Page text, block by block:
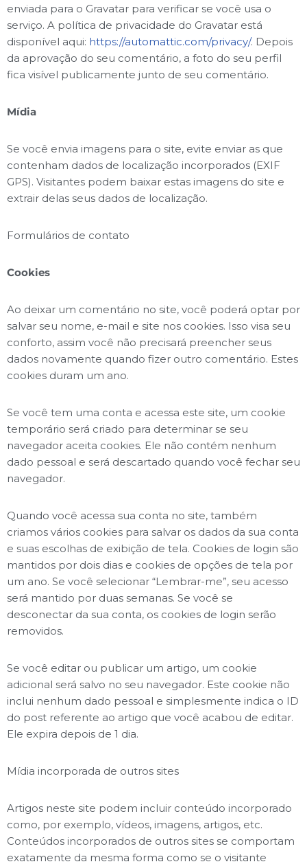
enviada para o Gravatar para verificar se você usa o
serviço. A política de privacidade do Gravatar está
disponível aqui: https://automattic.com/privacy/. Depois
da aprovação do seu comentário, a foto do seu perfil
fica visível publicamente junto de seu comentário.
Mídia
Se você envia imagens para o site, evite enviar as que
contenham dados de localização incorporados (EXIF
GPS). Visitantes podem baixar estas imagens do site e
extrair delas seus dados de localização.
Formulários de contato
Cookies
Ao deixar um comentário no site, você poderá optar por
salvar seu nome, e-mail e site nos cookies. Isso visa seu
conforto, assim você não precisará preencher seus
dados novamente quando fizer outro comentário. Estes
cookies duram um ano.
Se você tem uma conta e acessa este site, um cookie
temporário será criado para determinar se seu
navegador aceita cookies. Ele não contém nenhum
dado pessoal e será descartado quando você fechar seu
navegador.
Quando você acessa sua conta no site, também
criamos vários cookies para salvar os dados da sua conta
e suas escolhas de exibição de tela. Cookies de login são
mantidos por dois dias e cookies de opções de tela por
um ano. Se você selecionar “Lembrar-me”, seu acesso
será mantido por duas semanas. Se você se
desconectar da sua conta, os cookies de login serão
removidos.
Se você editar ou publicar um artigo, um cookie
adicional será salvo no seu navegador. Este cookie não
inclui nenhum dado pessoal e simplesmente indica o ID
do post referente ao artigo que você acabou de editar.
Ele expira depois de 1 dia.
Mídia incorporada de outros sites
Artigos neste site podem incluir conteúdo incorporado
como, por exemplo, vídeos, imagens, artigos, etc.
Conteúdos incorporados de outros sites se comportam
exatamente da mesma forma como se o visitante